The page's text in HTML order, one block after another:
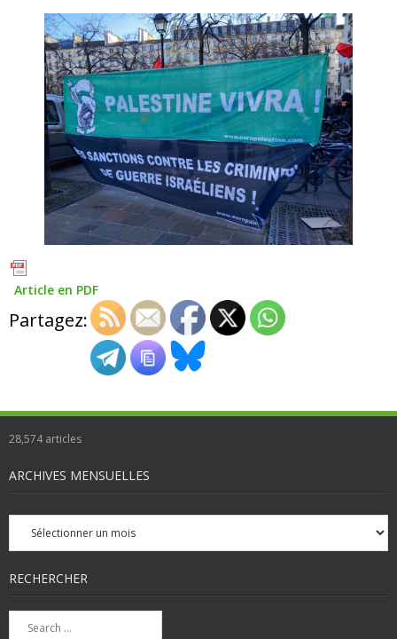
Article en PDF
Partagez:
28,574articles
ARCHIVES MENSUELLES
Archives
mensuelles
RECHERCHER